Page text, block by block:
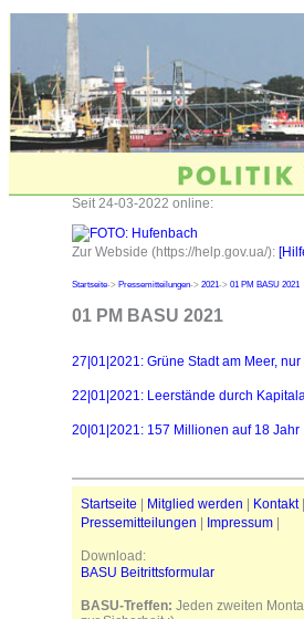
Seit 24-03-2022 online:
Zur Webside (https://help.gov.ua/):
Startseite-> Pressemitteilungen-> 2021-> 01 PM BASU 2021
01 PM BASU 2021
27|01|2021: Grüne Stadt am Meer,
22|01|2021: Leerstände durch
20|01|2021: 157 Millionen auf 18 Jahr
Startseite Mitglied werden Kontakt|
Pressemitteilungen
Impressum
Download:
BASU Beitrittsformular
BASU-Treffen: Jeden zweiten